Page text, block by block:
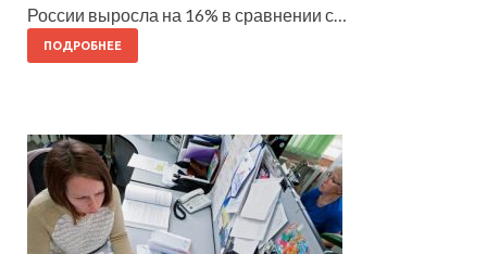
России выросла на 16% в сравнении с…
ПОДРОБНЕЕ